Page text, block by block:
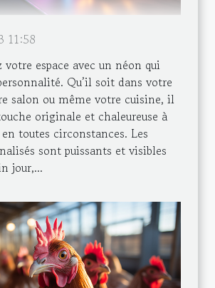
11:58
votre espace avec un néon qui
Qu’il soit dans votre
salon ou même votre cuisine, il
originale et chaleureuse à
toutes circonstances. Les
sont puissants et visibles
jour,...